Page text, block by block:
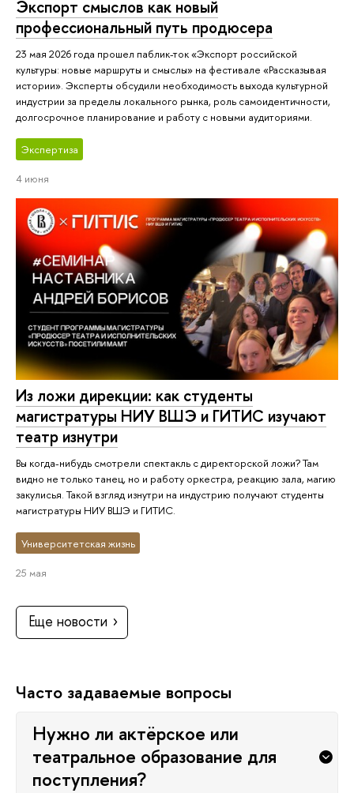
Экспорт смыслов как новый
профессиональный путь продюсера
23 мая 2026 года прошел паблик-ток «Экспорт российской
культуры: новые маршруты и смыслы» на фестивале «Рассказывая
истории». Эксперты обсудили необходимость выхода культурной
индустрии за пределы локального рынка, роль самоидентичности,
долгосрочное планирование и работу с новыми аудиториями.
Экспертиза
4 июня
Из ложи дирекции: как студенты
магистратуры НИУ ВШЭ и ГИТИС изучают
театр изнутри
Вы когда-нибудь смотрели спектакль с директорской ложи? Там
видно не только танец, но и работу оркестра, реакцию зала, магию
закулисья. Такой взгляд изнутри на индустрию получают студенты
магистратуры НИУ ВШЭ и ГИТИС.
Университетская жизнь
25 мая
Еще новости
Часто задаваемые вопросы
Нужно ли актёрское или
театральное образование для
поступления?